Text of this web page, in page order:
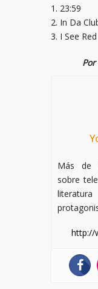
1. 23:59
2. In Da
3. I See Red
Más de
sobre
http://